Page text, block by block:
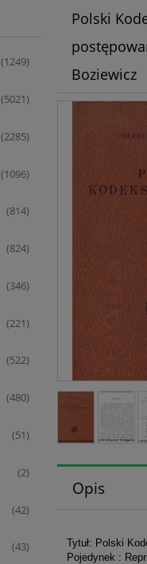
(1249)
(5021)
(2285)
(1096)
(814)
(824)
(346)
(221)
(522)
(480)
(51)
(2)
(42)
(43)
Polski
Boziewicz
Opis
Tytuł: Polski
Pojedynek :